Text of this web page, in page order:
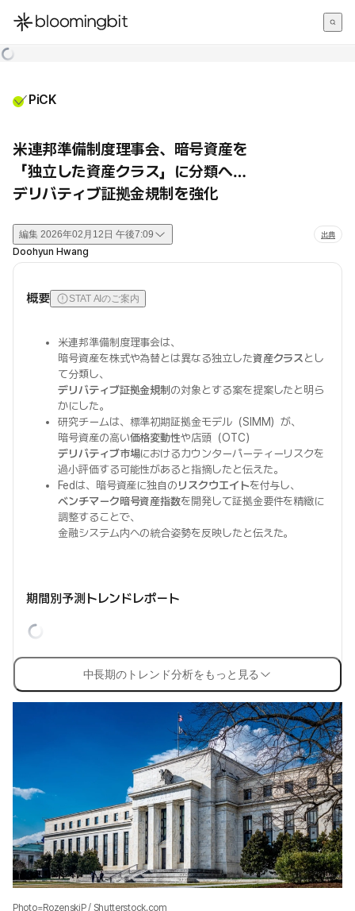
한국어
PiCK
米連邦準備制度理事会、暗号資産を
「独立した資産クラス」に分類へ…
デリバティブ証拠金規制を強化
編集 2026年02月12日 午後7:09 出典
Doohyun Hwang
概要 STAT AIのご案内
米連邦準備制度理事会は、
暗号資産を株式や為替とは異なる独立した資産クラスとし
て分類し、
デリバティブ証拠金規制 の対象とする案を提案したと明ら
かにした。
研究チームは、標準初期証拠金モデル（SIMM）が、
暗号資産の高い価格変動性や店頭（OTC）
デリバティブ市場におけるカウンターパーティーリスクを
過小評価する可能性があると指摘したと伝えた。
Fedは、暗号資産に独自のリスクウエイトを付与し、
ベンチマーク暗号資産指数を開発して証拠金要件を精緻に
調整することで、
金融システム内への統合姿勢を反映したと伝えた。
期間別予測トレンドレポート
中長期のトレンド分析をもっと見る
Photo=RozenskiP / Shutterstock.com